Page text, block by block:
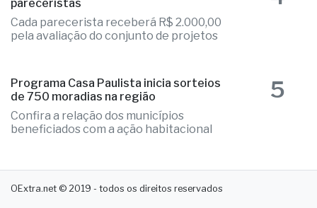
pareceristas
Cada parecerista receberá R$ 2.000,00
pela avaliação do conjunto de projetos
Programa Casa Paulista inicia sorteios
de 750 moradias na região
Confira a relação dos municípios
beneficiados com a ação habitacional
5
OExtra.net © 2019 - todos os direitos reservados